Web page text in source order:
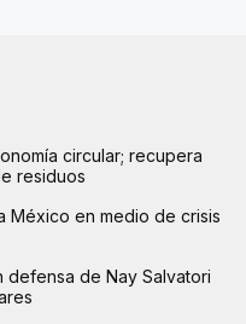
circular; recupera
residuos
México en medio de crisis
defensa de Nay Salvatori